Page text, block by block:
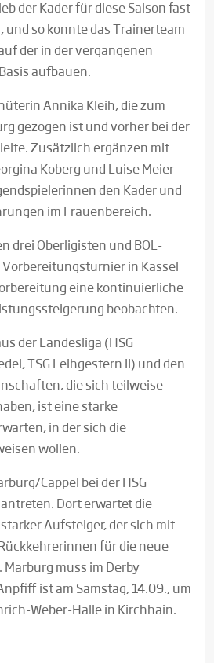
der Kader für diese Saison fast
und so konnte das Trainerteam
der in der vergangenen
aufbauen.
Annika Kleih, die zum
gezogen ist und vorher bei der
Zusätzlich ergänzen mit
Koberg und Luise Meier
den Kader und
im Frauenbereich.
drei Oberligisten und BOL-
Vorbereitungsturnier in Kassel
eine kontinuierliche
beobachten.
der Landesliga (HSG
TSG Leihgestern II) und den
die sich teilweise
ist eine starke
in der sich die
wollen.
Cappel bei der HSG
Dort erwartet die
Aufsteiger, der sich mit
für die neue
muss im Derby
ist am Samstag, 14.09., um
Weber-Halle in Kirchhain.